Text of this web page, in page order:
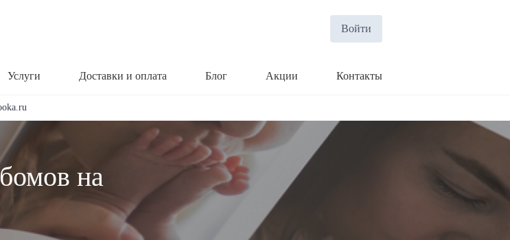
Войти
Услуги Доставки и оплата Блог Акции Контакты
на